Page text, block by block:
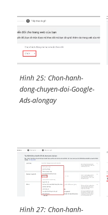
Hình 25: Chon-hanh-
dong-chuyen-doi-Google-
Ads-alongay
Hình 27: Chon-hanh-